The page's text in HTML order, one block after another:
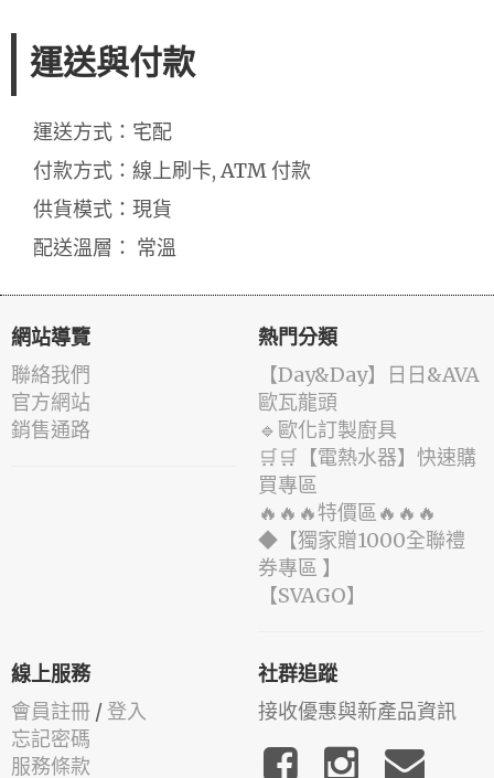
運送與付款
運送方式：宅配
付款方式：線上刷卡, ATM 付款
供貨模式：現貨
配送溫層： 常溫
網站導覽
聯絡我們
官方網站
銷售通路
熱門分類
️【Day&Day】️日日&AVA
歐瓦龍頭
🔹歐化訂製廚具
🛒🛒【電熱水器】快速購
買專區
🔥🔥🔥特價區🔥🔥🔥
◆【獨家贈1000全聯禮
券專區 】
️【SVAGO】️
線上服務
會員註冊 / 登入
忘記密碼
服務條款
社群追蹤
接收優惠與新產品資訊